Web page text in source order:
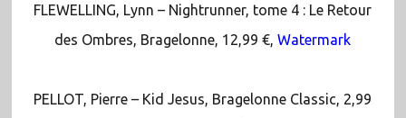
FLEWELLING, Lynn – Nightrunner, tome 4 : Le Retour
des Ombres, Bragelonne, 12,99 €,Watermark
PELLOT, Pierre – Kid Jesus, Bragelonne Classic, 2,99